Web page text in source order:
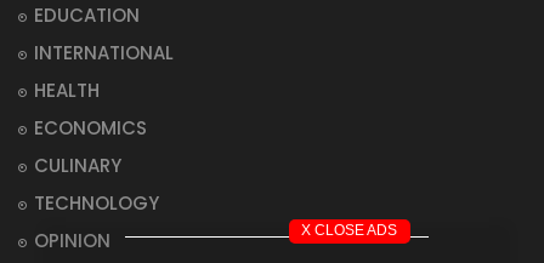
X CLOSE ADS
EDUCATION
INTERNATIONAL
HEALTH
ECONOMICS
CULINARY
TECHNOLOGY
OPINION